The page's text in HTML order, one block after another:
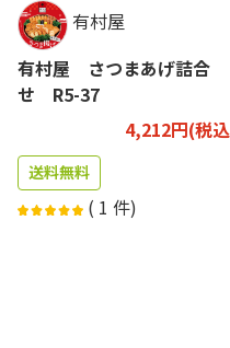
有村屋
有村屋 さつまあげ詰合
せ R5-37
4,212円(税
送料無料
( 1 件)